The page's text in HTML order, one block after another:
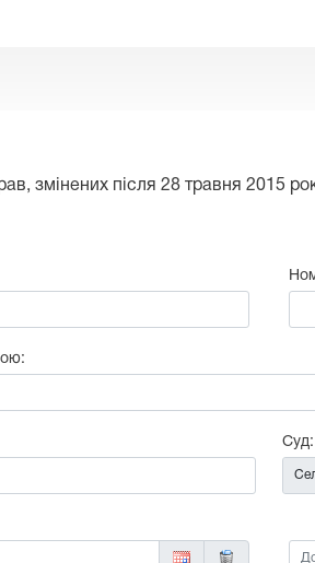
змінених після 28 травня 2015
Суд:
До: